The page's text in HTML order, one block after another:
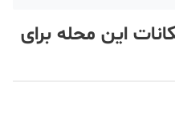
این محله برای